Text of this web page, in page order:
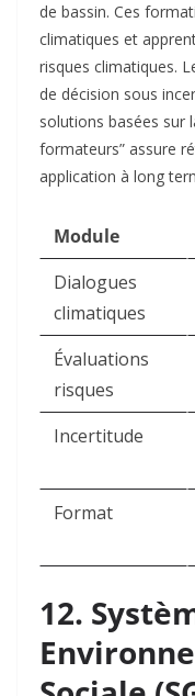
de bassin. Ces
climatiques et
risques climatiques.
de décision sous
solutions basées sur
formateurs” assure
application à long
Module
Dialogues
climatiques
Évaluations
risques
Incertitude
Format
12.